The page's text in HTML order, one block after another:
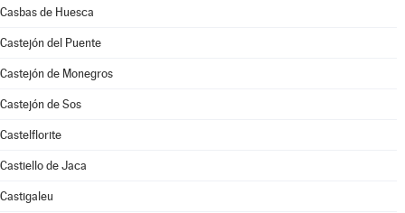
Casbas de Huesca
Castejón del Puente
Castejón de Monegros
Castejón de Sos
Castelflorite
Castiello de Jaca
Castigaleu